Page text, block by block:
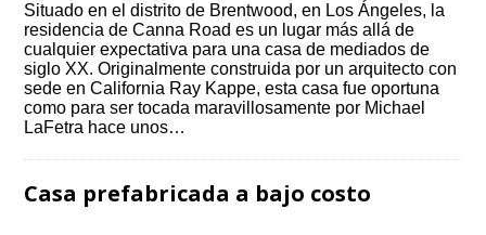
Situado en el distrito de Brentwood, en Los Ángeles, la
residencia de Canna Road es un lugar más allá de
cualquier expectativa para una casa de mediados de
siglo XX. Originalmente construida por un arquitecto con
sede en California Ray Kappe, esta casa fue oportuna
como para ser tocada maravillosamente por Michael
LaFetra hace unos…
Casa prefabricada a bajo costo